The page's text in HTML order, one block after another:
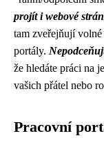
projít i webové
tam zveřejňují
portály.
že hledáte práci na
vašich přátel nebo
Pracovní